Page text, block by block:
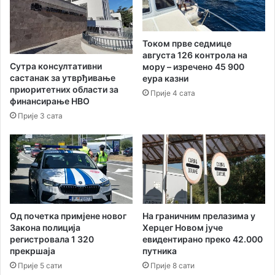
з
а
п
о
д
р
ш
к
у
е
н
к
о
м
п
р
е
д
у
Сутра консултативни
састанак за утврђивање
приоритетних области за
финансирање НВО
Прије 3 сата
Током прве седмице
августа 126 контрола на
мору – изречено 45 900
еура казни
Прије 4 сата
Од почетка примјене новог
Закона полиција
регистровала 1 320
прекршаја
Прије 5 сати
На граничним прелазима у
Херцег Новом јуче
евидентирано преко 42.000
путника
Прије 8 сати